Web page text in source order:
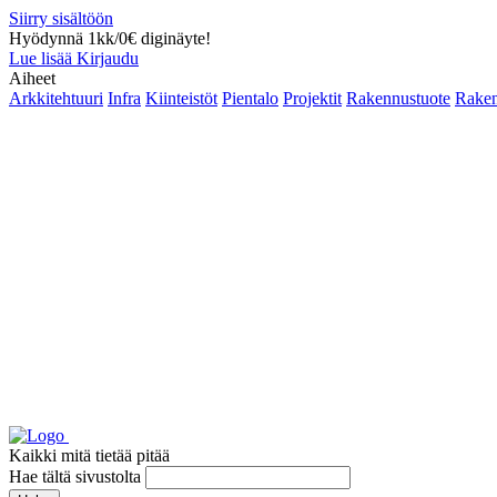
Siirry sisältöön
Hyödynnä 1kk/0€ diginäyte!
Lue lisää Kirjaudu
Aiheet
Arkkitehtuuri Infra Kiinteistöt Pientalo Projektit Rakennustuote
Kaikki mitä tietää pitää
Hae tältä sivustolta